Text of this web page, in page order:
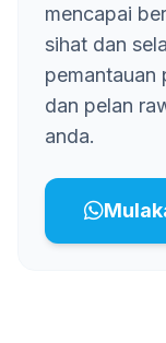
mencapai
sihat dan
pemantauan
dan pelan
anda.